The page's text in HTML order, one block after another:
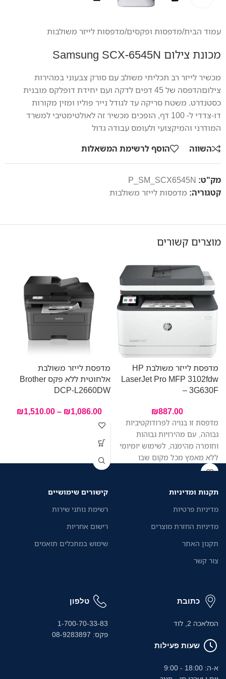
עמוד הבית/מדפסות ופקסים/מדפסות לייזר משולבות
מכונת צילום Samsung SCX-6545N
מכשיר לייזר רב תכליתי משולב עם סורק צבעוני במהירות
צילוםהדפסה של 45 דפים לדקה ועם יחידת דופלקס מובנית
כסטנדרט. משטח סריקה עד לגודל נייר פוליו ומזין מקורות
דו-צדדי ל- 100 דף, הופכים מכשיר זה לאולטימטיבי למשרד
המודרני והמיקצועי ולעומס עבודה גדול
השווה
הוסף לרשימת המשאלות
מק"ט: P_SM_SCX6545N
קטגוריה: מדפסות לייזר משולבות
מוצרים קשורים
מדפסת לייזר משולבת HP
LaserJet Pro MFP 3102fdw
– 3G630F
₪887.00
מדפסת זו בנויה לפרודוקטיביות
גבוהה, עם מהירויות גבוהות
וחומרה מהימנה, לשימוש יומיומי
ללא מאמץ מכל מקום שבו
העבודה מתבצעת, כך שתוכלו
מדפסת לייזר משולבת
אלחוטית ללא פקס Brother
DCP-L2660DW
₪1,086.00
–
₪1,510.00
תקנות ומדיניות
מדיניות פרטיות
מדיניות החזרת מוצרים
תקנון האתר
צור קשר
קישורים שימושיים
רשימת נותני שירות
רישום אחריות
שימוש במתכלים תואמים
כתובת
המלאכה 2, לוד
שעות פעילות
א-ה: 18:00 - 9:00
טלפון
1-700-70-33-83
פקס: 08-9283897